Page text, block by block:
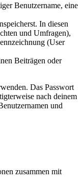
Benutzername, eine
In diesen
und Umfragen),
(User
Beiträgen oder
Das Passwort
nach deinem
und
zusammen mit